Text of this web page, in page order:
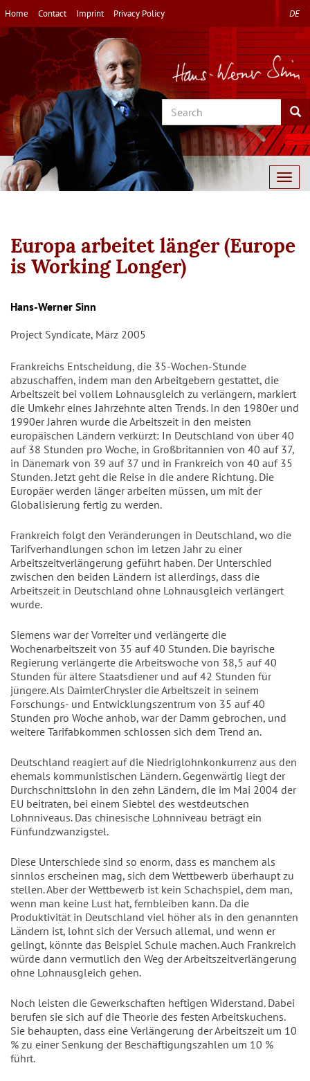
Skip
to
main
Home Contact Imprint Privacy Policy DE
Search
Europa arbeitet länger (Europe
is Working Longer)
Autor/en
Hans-Werner Sinn
Project Syndicate, März 2005
Frankreichs Entscheidung, die 35-Wochen-Stunde
abzuschaffen, indem man den Arbeitgebern gestattet, die
Arbeitszeit bei vollem Lohnausgleich zu verlängern, markiert
die Umkehr eines Jahrzehnte alten Trends. In den 1980er und
1990er Jahren wurde die Arbeitszeit in den meisten
europäischen Ländern verkürzt: In Deutschland von über 40
auf 38 Stunden pro Woche, in Großbritannien von 40 auf 37,
in Dänemark von 39 auf 37 und in Frankreich von 40 auf 35
Stunden. Jetzt geht die Reise in die andere Richtung. Die
Europäer werden länger arbeiten müssen, um mit der
Globalisierung fertig zu werden.
Frankreich folgt den Veränderungen in Deutschland, wo die
Tarifverhandlungen schon im letzen Jahr zu einer
Arbeitszeitverlängerung geführt haben. Der Unterschied
zwischen den beiden Ländern ist allerdings, dass die
Arbeitszeit in Deutschland ohne Lohnausgleich verlängert
wurde.
Siemens war der Vorreiter und verlängerte die
Wochenarbeitszeit von 35 auf 40 Stunden. Die bayrische
Regierung verlängerte die Arbeitswoche von 38,5 auf 40
Stunden für ältere Staatsdiener und auf 42 Stunden für
jüngere. Als DaimlerChrysler die Arbeitszeit in seinem
Forschungs- und Entwicklungszentrum von 35 auf 40
Stunden pro Woche anhob, war der Damm gebrochen, und
weitere Tarifabkommen schlossen sich dem Trend an.
Deutschland reagiert auf die Niedriglohnkonkurrenz aus den
ehemals kommunistischen Ländern. Gegenwärtig liegt der
Durchschnittslohn in den zehn Ländern, die im Mai 2004 der
EU beitraten, bei einem Siebtel des westdeutschen
Lohnniveaus. Das chinesische Lohnniveau beträgt ein
Fünfundzwanzigstel.
Diese Unterschiede sind so enorm, dass es manchem als
sinnlos erscheinen mag, sich dem Wettbewerb überhaupt zu
stellen. Aber der Wettbewerb ist kein Schachspiel, dem man,
wenn man keine Lust hat, fernbleiben kann. Da die
Produktivität in Deutschland viel höher als in den genannten
Ländern ist, lohnt sich der Versuch allemal, und wenn er
gelingt, könnte das Beispiel Schule machen. Auch Frankreich
würde dann vermutlich den Weg der Arbeitszeitverlängerung
ohne Lohnausgleich gehen.
Noch leisten die Gewerkschaften heftigen Widerstand. Dabei
berufen sie sich auf die Theorie des festen Arbeitskuchens.
Sie behaupten, dass eine Verlängerung der Arbeitszeit um 10
% zu einer Senkung der Beschäftigungszahlen um 10 %
führt.